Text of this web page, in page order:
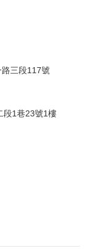
三段117號
段1巷23號1樓